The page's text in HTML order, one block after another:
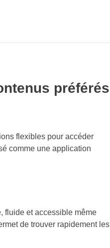
préférés
flexibles pour accéder
comme une application
fluide et accessible même
de trouver rapidement les